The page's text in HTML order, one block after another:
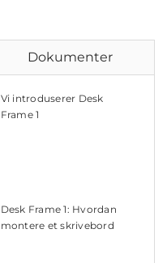
Dokumenter
Vi introduserer Desk
Frame 1
Desk Frame 1: Hvordan
montere et skrivebord